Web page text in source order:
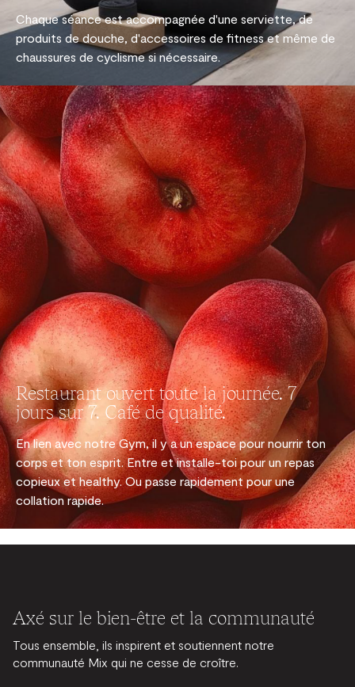
Chaque séance est accompagnée d'une serviette, de
produits de douche, d'accessoires de fitness et même de
chaussures de cyclisme si nécessaire.
Restaurant ouvert toute la journée. 7
jours sur 7. Café de qualité.
En lien avec notre Gym, il y a un espace pour nourrir ton
corps et ton esprit. Entre et installe-toi pour un repas
copieux et healthy. Ou passe rapidement pour une
collation rapide.
Axé sur le bien-être et la communauté
Tous ensemble, ils inspirent et soutiennent notre
communauté Mix qui ne cesse de croître.